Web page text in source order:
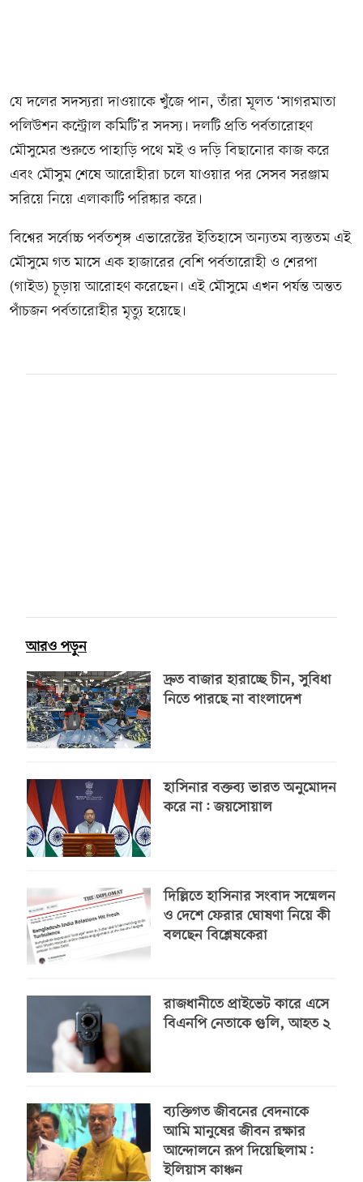
যে দলের সদস্যরা দাওয়াকে খুঁজে পান, তাঁরা মূলত ‘সাগরমাতা
পলিউশন কন্ট্রোল কমিটি’র সদস্য। দলটি প্রতি পর্বতারোহণ
মৌসুমের শুরুতে পাহাড়ি পথে মই ও দড়ি বিছানোর কাজ করে
এবং মৌসুম শেষে আরোহীরা চলে যাওয়ার পর সেসব সরঞ্জাম
সরিয়ে নিয়ে এলাকাটি পরিষ্কার করে।
বিশ্বের সর্বোচ্চ পর্বতশৃঙ্গ এভারেস্টের ইতিহাসে অন্যতম ব্যস্ততম এই
মৌসুমে গত মাসে এক হাজারের বেশি পর্বতারোহী ও শেরপা
(গাইড) চূড়ায় আরোহণ করেছেন। এই মৌসুমে এখন পর্যন্ত অন্তত
পাঁচজন পর্বতারোহীর মৃত্যু হয়েছে।
আরও পড়ুন
দ্রুত বাজার হারাচ্ছে চীন, সুবিধা
নিতে পারছে না বাংলাদেশ
হাসিনার বক্তব্য ভারত অনুমোদন
করে না: জয়সোয়াল
দিল্লিতে হাসিনার সংবাদ সম্মেলন
ও দেশে ফেরার ঘোষণা নিয়ে কী
বলছেন বিশ্লেষকেরা
রাজধানীতে প্রাইভেট কারে এসে
বিএনপি নেতাকে গুলি, আহত ২
ব্যক্তিগত জীবনের বেদনাকে
আমি মানুষের জীবন রক্ষার
আন্দোলনে রূপ দিয়েছিলাম:
ইলিয়াস কাঞ্চন